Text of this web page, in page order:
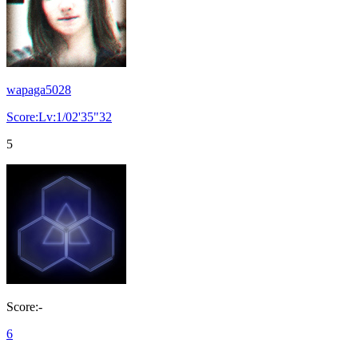
wapaga5028
Score:Lv:1/02'35"32
5
Score:-
6